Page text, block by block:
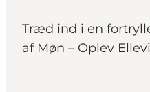
Events
Spis
Overnat
Træd ind i en
af Møn – Oplev